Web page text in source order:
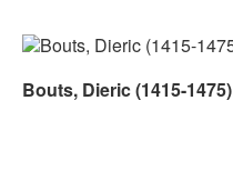
Bouts, Dieric (1415-1475)